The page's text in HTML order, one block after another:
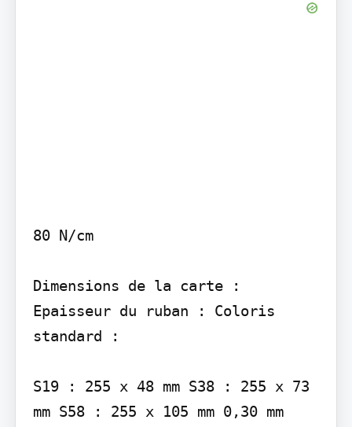
80 N/cm
Dimensions de la carte :
Epaisseur du ruban : Coloris
standard :
S19 : 255 x 48 mm S38 : 255 x 73
mm S58 : 255 x 105 mm 0,30 mm